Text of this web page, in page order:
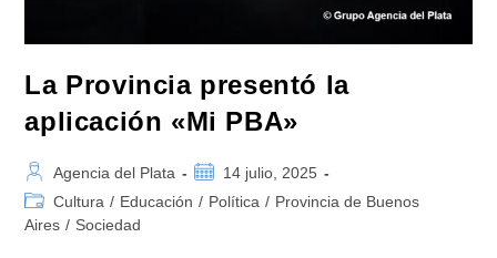
La Provincia presentó la
aplicación «Mi PBA»
Autor
de
la
Agencia del Plata
Publicación
de
14 julio, 2025
Categoría
de
Cultura / Educación / Política / Provincia de Buenos
Aires / Sociedad